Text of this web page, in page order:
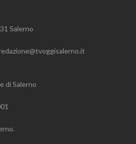
Salerno
di Salerno